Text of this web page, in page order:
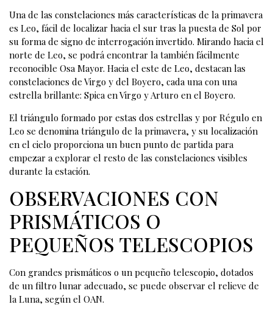
Una de las constelaciones más características de la primavera
es Leo, fácil de localizar hacia el sur tras la puesta de Sol por
su forma de signo de interrogación invertido. Mirando hacia el
norte de Leo, se podrá encontrar la también fácilmente
reconocible Osa Mayor. Hacia el este de Leo, destacan las
constelaciones de Virgo y del Boyero, cada una con una
estrella brillante: Spica en Virgo y Arturo en el Boyero.
El triángulo formado por estas dos estrellas y por Régulo en
Leo se denomina triángulo de la primavera, y su localización
en el cielo proporciona un buen punto de partida para
empezar a explorar el resto de las constelaciones visibles
durante la estación.
OBSERVACIONES CON
PRISMÁTICOS O
PEQUEÑOS TELESCOPIOS
Con grandes prismáticos o un pequeño telescopio, dotados
de un filtro lunar adecuado, se puede observar el relieve de
la Luna, según el OAN.